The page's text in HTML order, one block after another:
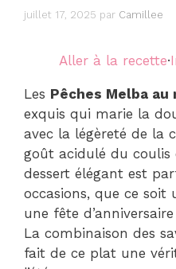
juillet 17, 2025 par Camillee
Aller à la recette·
Les Pêches Melba au
exquis qui marie la
avec la légèreté de la
goût acidulé du coulis
dessert élégant est
occasions, que ce
une fête
La combinaison des
fait de ce plat une